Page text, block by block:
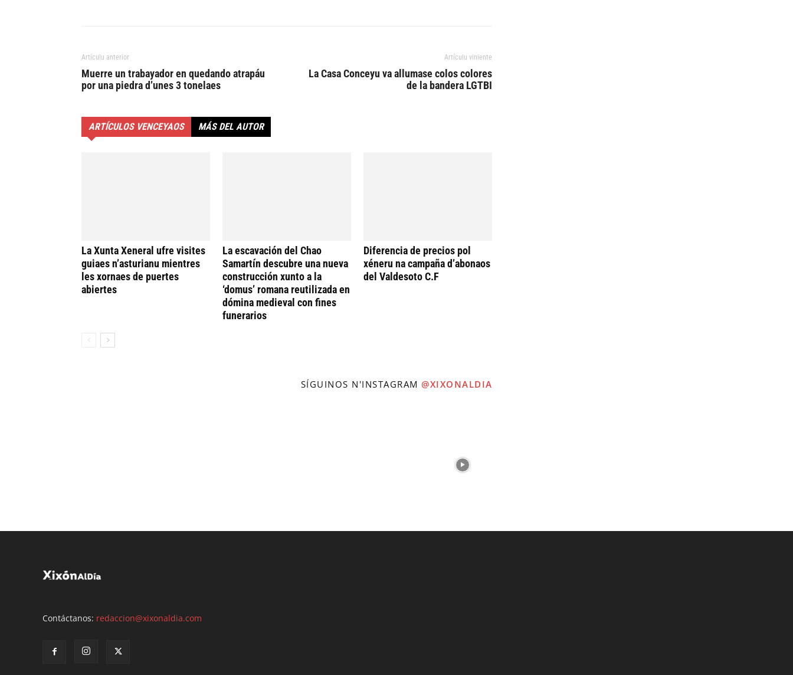
Artículu anterior
Muerre un trabayador en quedando atrapáu
por una piedra d’unes 3 tonelaes
Artículu viniente
La Casa Conceyu va allumase colos colores
de la bandera LGTBI
ARTÍCULOS VENCEYAOS MÁS DEL AUTOR
La Xunta Xeneral ufre visites
guiaes n’asturianu mientres
les xornaes de puertes
abiertes
La escavación del Chao
Samartín descubre una nueva
construcción xunto a la
‘domus’ romana reutilizada en
dómina medieval con fines
funerarios
Diferencia de precios pol
xéneru na campaña d’abonaos
del Valdesoto C.F
SÍGUINOS N'INSTAGRAM @XIXONALDIA
Contáctanos: redaccion@xixonaldia.com